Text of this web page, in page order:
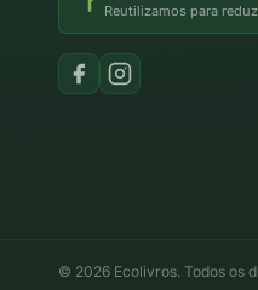
Reutilizamos para
© 2026 Ecolivros. Todos os